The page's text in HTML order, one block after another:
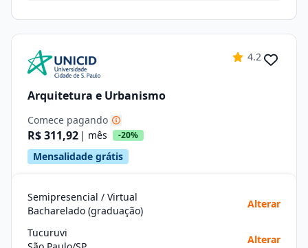
4.2
Arquitetura e Urbanismo
Comece pagando
R$ 311,92 | mês -20%
Mensalidade grátis
Semipresencial / Virtual
Bacharelado (graduação)
Alterar
Tucuruvi
Alterar